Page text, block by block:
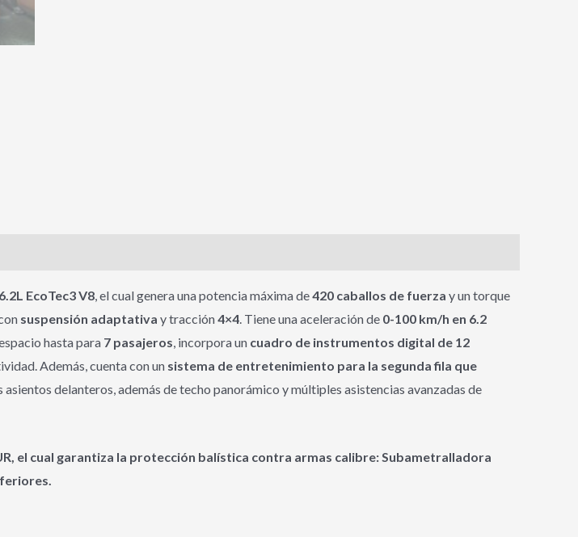
6.2L EcoTec3 V8, el cual genera una potencia máxima de420 caballos de fuerza y un torque
suspensión adaptativa y tracción4×4. Tiene una aceleración de 0-100 km/h en 6.2
hasta para 7 pasajeros, incorpora un cuadro de instrumentos digital de 12
Además, cuenta con un sistema de entretenimiento para la segunda fila que
delanteros, además de techo panorámico y múltiples asistencias avanzadas de
el cual garantiza la protección balística contra armas calibre: Subametralladora